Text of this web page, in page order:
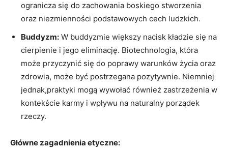
ogranicza się do zachowania boskiego stworzenia
oraz niezmienności podstawowych cech ludzkich.
Buddyzm: W buddyzmie większy nacisk kładzie się na
cierpienie i jego eliminację. Biotechnologia, która
może przyczynić się do poprawy warunków życia oraz
zdrowia, może być postrzegana pozytywnie. Niemniej
jednak,praktyki mogą wywołać również zastrzeżenia w
kontekście karmy i wpływu na naturalny porządek
rzeczy.
Główne zagadnienia etyczne: